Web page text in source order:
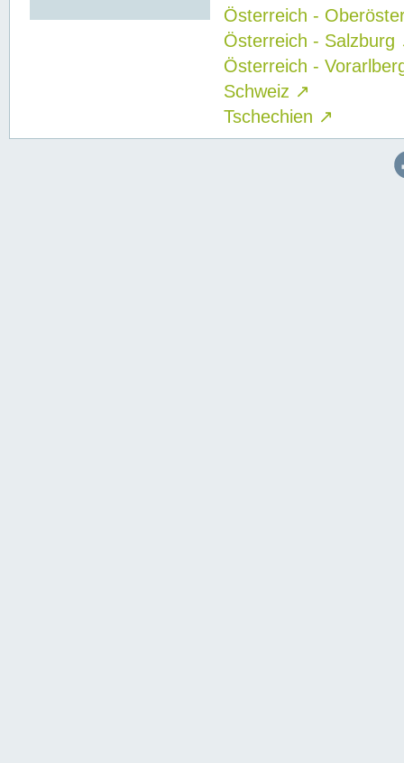
Österreich -
Österreich - Salzburg
Österreich -
Schweiz ↗
Tschechien ↗